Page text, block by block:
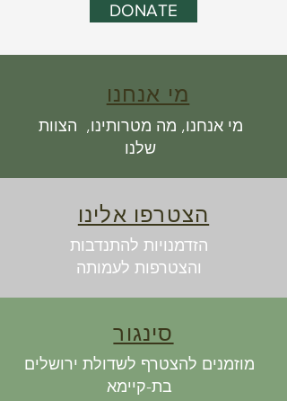
DONATE
מי אנחנו
מי אנחנו, מה מטרותינו, הצוות
שלנו
הצטרפו אלינו
הזדמנויות להתנדבות
והצטרפות לעמותה
סינגור
מוזמנים להצטרף לשדולת ירושלים
בת-קיימא